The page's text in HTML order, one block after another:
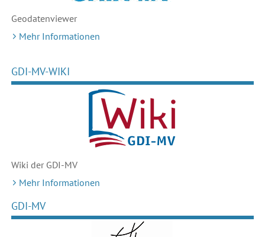
Geodatenviewer
Mehr Informationen
GDI-MV-WIKI
Wiki der GDI-MV
Mehr Informationen
GDI-MV